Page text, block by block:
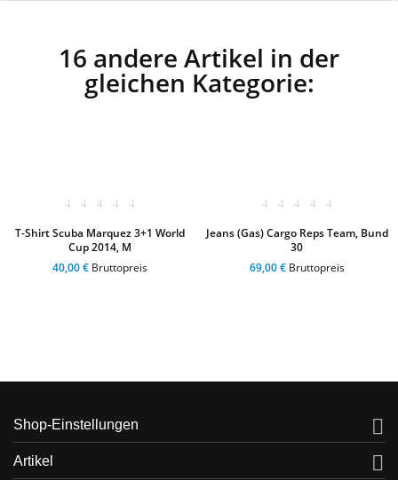
16 andere Artikel in der
gleichen Kategorie:
T-Shirt Scuba Marquez 3+1 World
Cup 2014, M
40,00 € Bruttopreis
Jeans (Gas) Cargo Reps Team, Bund
30
69,00 €Bruttopreis
Shop-Einstellungen 
Artikel 